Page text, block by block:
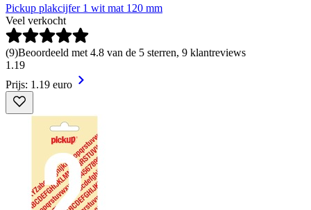
Pickup plakcijfer 1 wit mat 120 mm
Veel verkocht
(9)Beoordeeld met 4.8 van de 5 sterren, 9 klantreviews
1 .19
Prijs: 1.19 euro